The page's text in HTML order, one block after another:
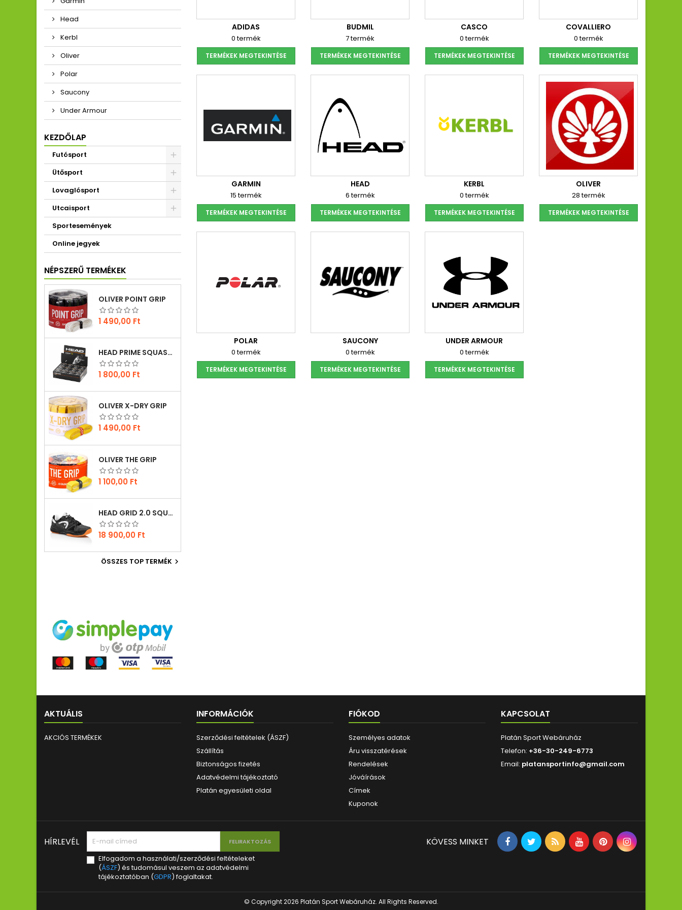
Head
Kerbl
Oliver
Polar
Saucony
Under Armour
KEZDŐLAP
Futósport
Ütősport
Lovaglósport
Utcaisport
Sportesemények
Online jegyek
NÉPSZERŰ TERMÉKEK
OLIVER POINT GRIP
Ár
1 490,00 Ft
HEAD PRIME SQUASH LABDA
Ár
1 800,00 Ft
OLIVER X-DRY GRIP
Ár
1 490,00 Ft
OLIVER THE GRIP
Ár
1 100,00 Ft
HEAD GRID 2.0 SQUASH CIPŐ
Ár
18 900,00 Ft
ÖSSZES TOP TERMÉK 
ADIDAS
0 termék
TERMÉKEK MEGTEKINTÉSE
BUDMIL
7 termék
TERMÉKEK MEGTEKINTÉSE
CASCO
0 termék
TERMÉKEK MEGTEKINTÉSE
COVALLIERO
0 termék
TERMÉKEK MEGTEKINTÉSE
GARMIN
15 termék
TERMÉKEK MEGTEKINTÉSE
HEAD
6 termék
TERMÉKEK MEGTEKINTÉSE
KERBL
0 termék
TERMÉKEK MEGTEKINTÉSE
OLIVER
28 termék
TERMÉKEK MEGTEKINTÉSE
POLAR
0 termék
TERMÉKEK MEGTEKINTÉSE
SAUCONY
0 termék
TERMÉKEK MEGTEKINTÉSE
UNDER ARMOUR
0 termék
TERMÉKEK MEGTEKINTÉSE
AKTUÁLIS
AKCIÓS TERMÉKEK
INFORMÁCIÓK
Szerződési feltételek (ÁSZF)
Szállítás
Biztonságos fizetés
Adatvédelmi tájékoztató
Platán egyesületi oldal
FIÓKOD
Személyes adatok
Áru visszatérések
Rendelések
Jóváírások
Címek
Kuponok
KAPCSOLAT
Platán Sport Webáruház
Telefon: +36-30-249-6773
Email: platansportinfo@gmail.com
HÍRLEVÉL
Elfogadom a használati/szerződési feltételeket
(ÁSZF) és tudomásul veszem az adatvédelmi
tájékoztatóban (GDPR) foglaltakat.
KÖVESS MINKET
© Copyright 2026 Platán Sport Webáruház. All Rights Reserved.